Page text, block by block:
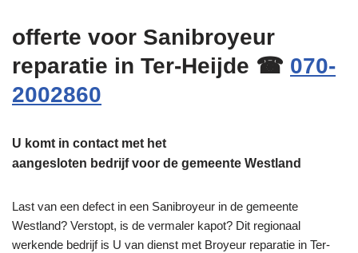
offerte voor Sanibroyeur
reparatie in Ter-Heijde ☎ 070-
2002860
U komt in contact met het
aangesloten bedrijf voor de gemeente Westland
Last van een defect in een Sanibroyeur in de gemeente
Westland? Verstopt, is de vermaler kapot? Dit regionaal
werkende bedrijf is U van dienst met Broyeur reparatie in Ter-